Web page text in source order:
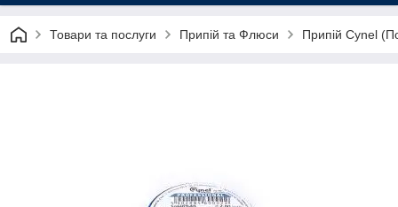
Товари та послуги Припій та Флюси Припій Cynel